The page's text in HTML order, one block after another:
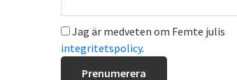
Jag är medveten om Femte julis
integritetspolicy.